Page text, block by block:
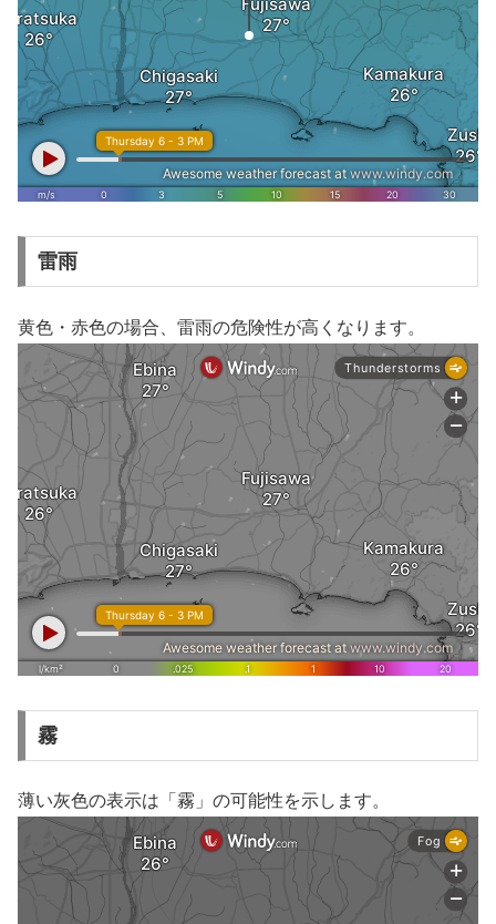
雷雨
黄色・赤色の場合、雷雨の危険性が高くなります。
霧
薄い灰色の表示は「霧」の可能性を示します。